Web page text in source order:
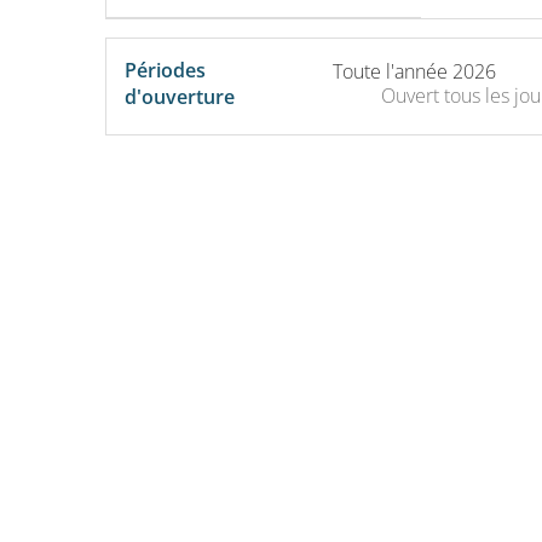
Périodes
d'ouverture
Toute l'année 2026
Ouverttous les